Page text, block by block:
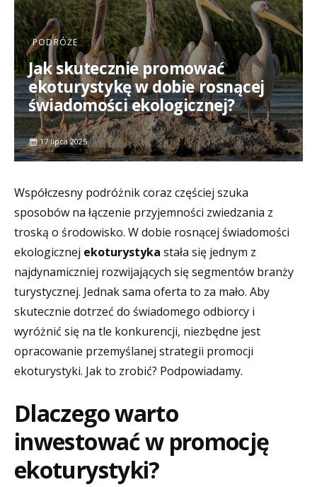
PODRÓŻE
Jak skutecznie promować
ekoturystykę w dobie rosnącej
świadomości ekologicznej?
17 lipca 2025
Współczesny podróżnik coraz częściej szuka
sposobów na łączenie przyjemności zwiedzania z
troską o środowisko. W dobie rosnącej świadomości
ekologicznej ekoturystyka stała się jednym z
najdynamiczniej rozwijających się segmentów branży
turystycznej. Jednak sama oferta to za mało. Aby
skutecznie dotrzeć do świadomego odbiorcy i
wyróżnić się na tle konkurencji, niezbędne jest
opracowanie przemyślanej strategii promocji
ekoturystyki. Jak to zrobić? Podpowiadamy.
Dlaczego warto
inwestować w promocję
ekoturystyki?